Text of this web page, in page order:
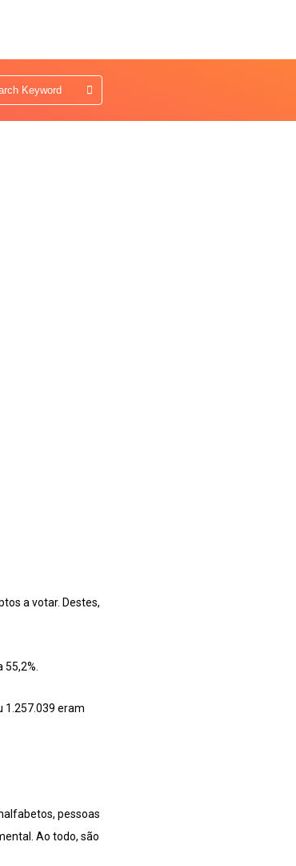
a votar. Destes,
1.257.039 eram
pessoas
Ao todo, são